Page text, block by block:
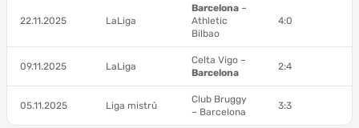
22.11.2025 LaLiga
Barcelona –
Athletic
Bilbao
4:0
09.11.2025 LaLiga
Celta Vigo –
Barcelona
2:4
05.11.2025 Liga mistrů
Club Bruggy
– Barcelona
3:3